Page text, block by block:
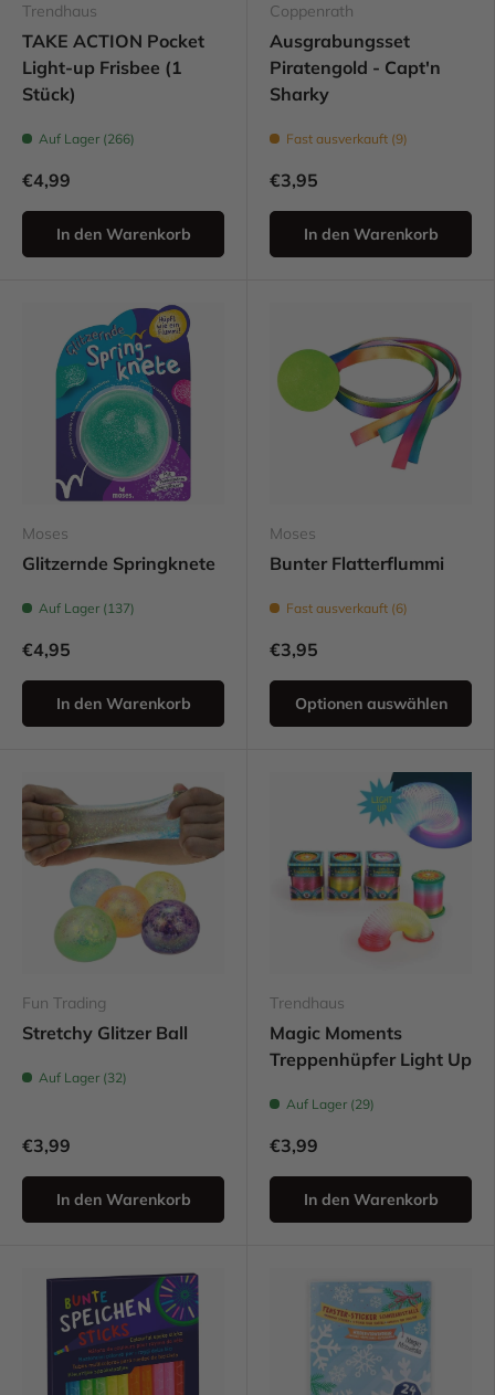
Trendhaus
TAKE ACTION Pocket
Light-up Frisbee (1
Stück)
Auf Lager (266)
€4,99
In den Warenkorb
Coppenrath
Ausgrabungsset
Piratengold - Capt'n
Sharky
Fast ausverkauft (9)
€3,95
In den Warenkorb
Moses
Glitzernde Springknete
Auf Lager (137)
€4,95
In den Warenkorb
Moses
Bunter Flatterflummi
Fast ausverkauft (6)
€3,95
Optionen auswählen
Fun Trading
Stretchy Glitzer Ball
Auf Lager (32)
€3,99
In den Warenkorb
Trendhaus
Magic Moments
Treppenhüpfer Light Up
Auf Lager (29)
€3,99
In den Warenkorb